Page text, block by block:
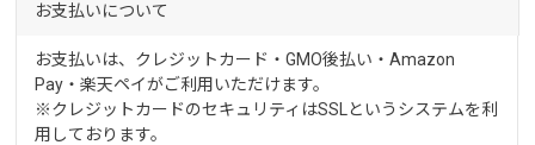
お支払いについて
お支払いは、クレジットカード・GMO後払い・Amazon
Pay・楽天ペイがご利用いただけます。
※クレジットカードのセキュリティはSSLというシステムを利
用しております。